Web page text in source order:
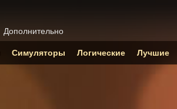
Дополнительно
Симуляторы Логические Лучшие